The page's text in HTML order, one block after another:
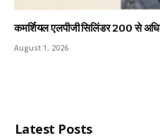
कमर्शियल एलपीजी सिलिंडर ₹200 से
August 1, 2026
Latest Posts